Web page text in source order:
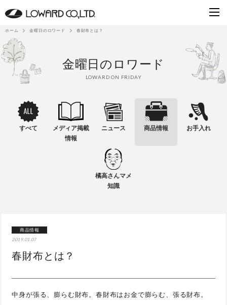
ホーム 金曜日のロワード 春財布とは？
金曜日のロワード
LOWARD ON FRIDAY
すべて
メディア掲載
情報
ニュース 商品情報 お手入れ
橘高さんマメ
知識
商品情報
2019.01.07
春財布とは？
中身が張る、膨らむ財布。春財布はお金で膨らむ、張る財布。